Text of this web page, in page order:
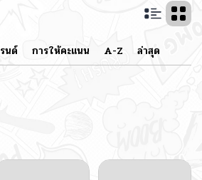
นด์ การให้คะแนน A-Z ล่าสุด